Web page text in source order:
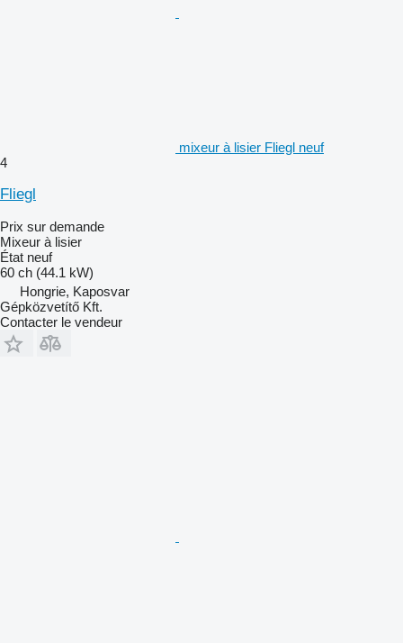
mixeur à lisier Fliegl neuf
4
Fliegl
Prix sur demande
Mixeur à lisier
État neuf
60 ch (44.1 kW)
Hongrie, Kaposvar
Gépközvetítő Kft.
Contacter le vendeur